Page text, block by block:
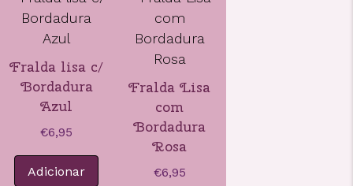
Fralda lisa c/
Bordadura
Azul
€6,95
Adicionar
Fralda Lisa
com
Bordadura
Rosa
€6,95